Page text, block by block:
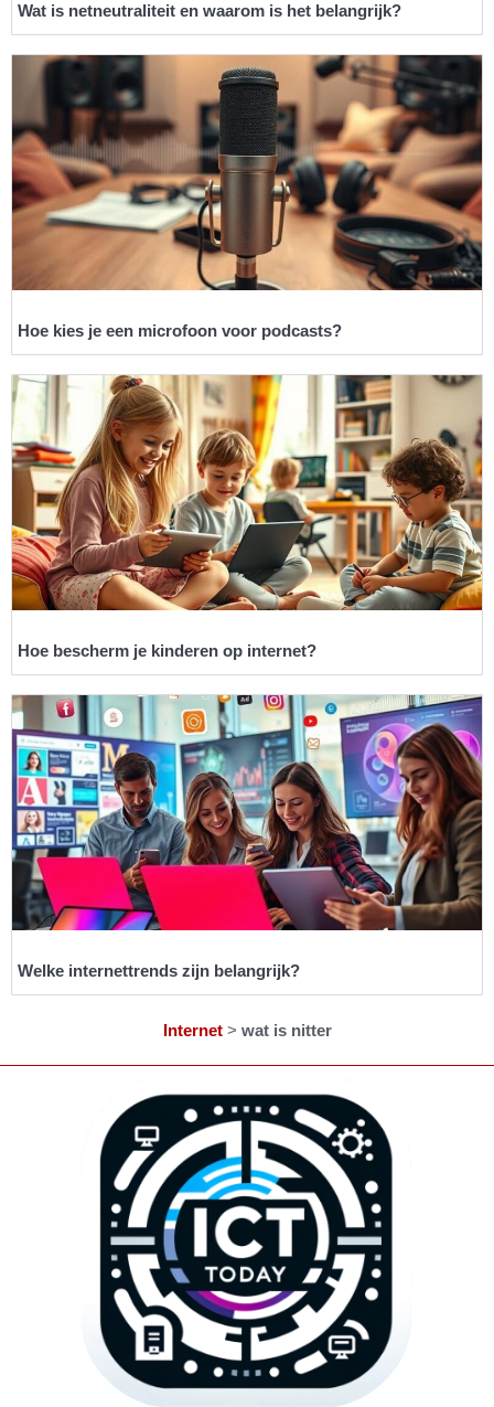
Wat is netneutraliteit en waarom is het belangrijk?
Hoe kies je een microfoon voor podcasts?
Hoe bescherm je kinderen op internet?
Welke internettrends zijn belangrijk?
Internet> wat is nitter